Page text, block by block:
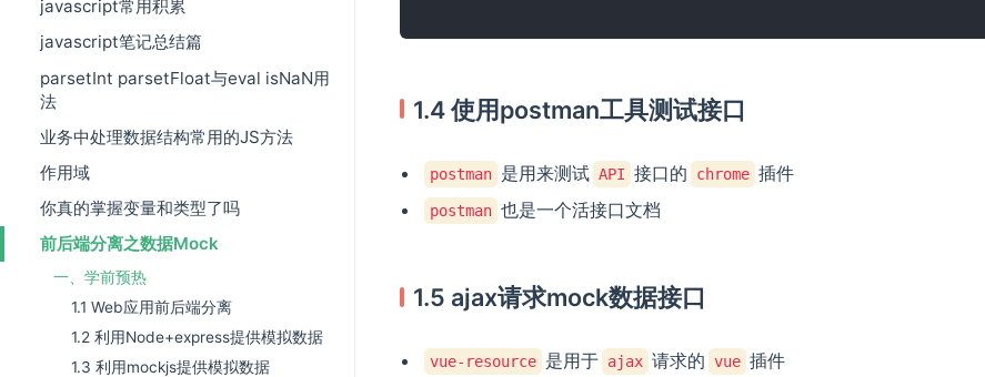
javascript常用积累
javascript笔记总结篇
parsetInt parsetFloat与eval isNaN用
法
业务中处理数据结构常用的JS方法
作用域
你真的掌握变量和类型了吗
前后端分离之数据Mock
一、学前预热
1.1 Web应用前后端分离
1.2 利用Node+express提供模拟数据
1.3 利用mockjs提供模拟数据
1.4 使用postman工具测试接口
postman 是用来测试 API 接口的 chrome 插件
postman 也是一个活接口文档
1.5 ajax请求mock数据接口
vue-resource 是用于 ajax 请求的 vue 插件